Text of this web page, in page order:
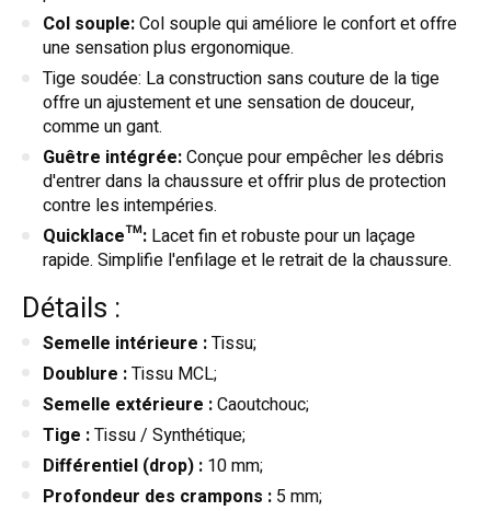
Col souple:Col souple qui améliore le confort et offre
une sensation plus ergonomique.
Tige soudée: La construction sans couture de la tige
offre un ajustement et une sensation de douceur,
comme un gant.
Guêtre intégrée:Conçue pour empêcher les débris
d'entrer dans la chaussure et offrir plus de protection
contre les intempéries.
Quicklace™: Lacet fin et robuste pour un laçage
rapide. Simplifie l'enfilage et le retrait de la chaussure.
Détails :
Semelle intérieure :Tissu;
Doublure :Tissu MCL;
Semelle extérieure :Caoutchouc;
Tige :Tissu / Synthétique;
Différentiel (drop) : 10 mm;
Profondeur des crampons : 5 mm;